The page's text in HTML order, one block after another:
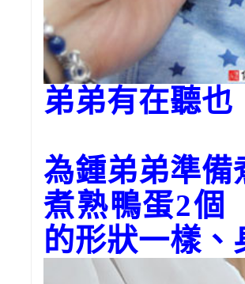
弟弟有在聽
為鍾弟弟準備
煮熟鴨蛋2個
的形狀一樣、